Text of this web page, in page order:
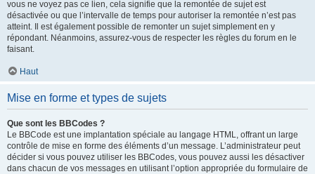
vous ne voyez pas ce lien, cela signifie que la remontée de sujet est
désactivée ou que l’intervalle de temps pour autoriser la remontée n’est pas
atteint. Il est également possible de remonter un sujet simplement en y
répondant. Néanmoins, assurez-vous de respecter les règles du forum en le
faisant.
Haut
Mise en forme et types de sujets
Que sont les BBCodes ?
Le BBCode est une implantation spéciale au langage HTML, offrant un large
contrôle de mise en forme des éléments d’un message. L’administrateur peut
décider si vous pouvez utiliser les BBCodes, vous pouvez aussi les désactiver
dans chacun de vos messages en utilisant l’option appropriée du formulaire de